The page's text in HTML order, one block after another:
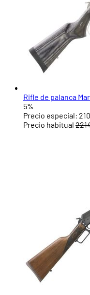
Rifle de palanca
5%
Precio especial:
Precio habitual